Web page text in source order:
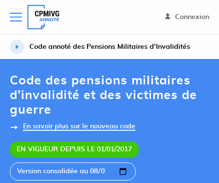
Connexion
Code annoté des Pensions Militaires d’Invalidités
Code des pensions militaires
d'invalidité et des victimes de
guerre
En savoir plus sur le nouveau code
EN VIGUEUR DEPUIS LE 01/01/2017